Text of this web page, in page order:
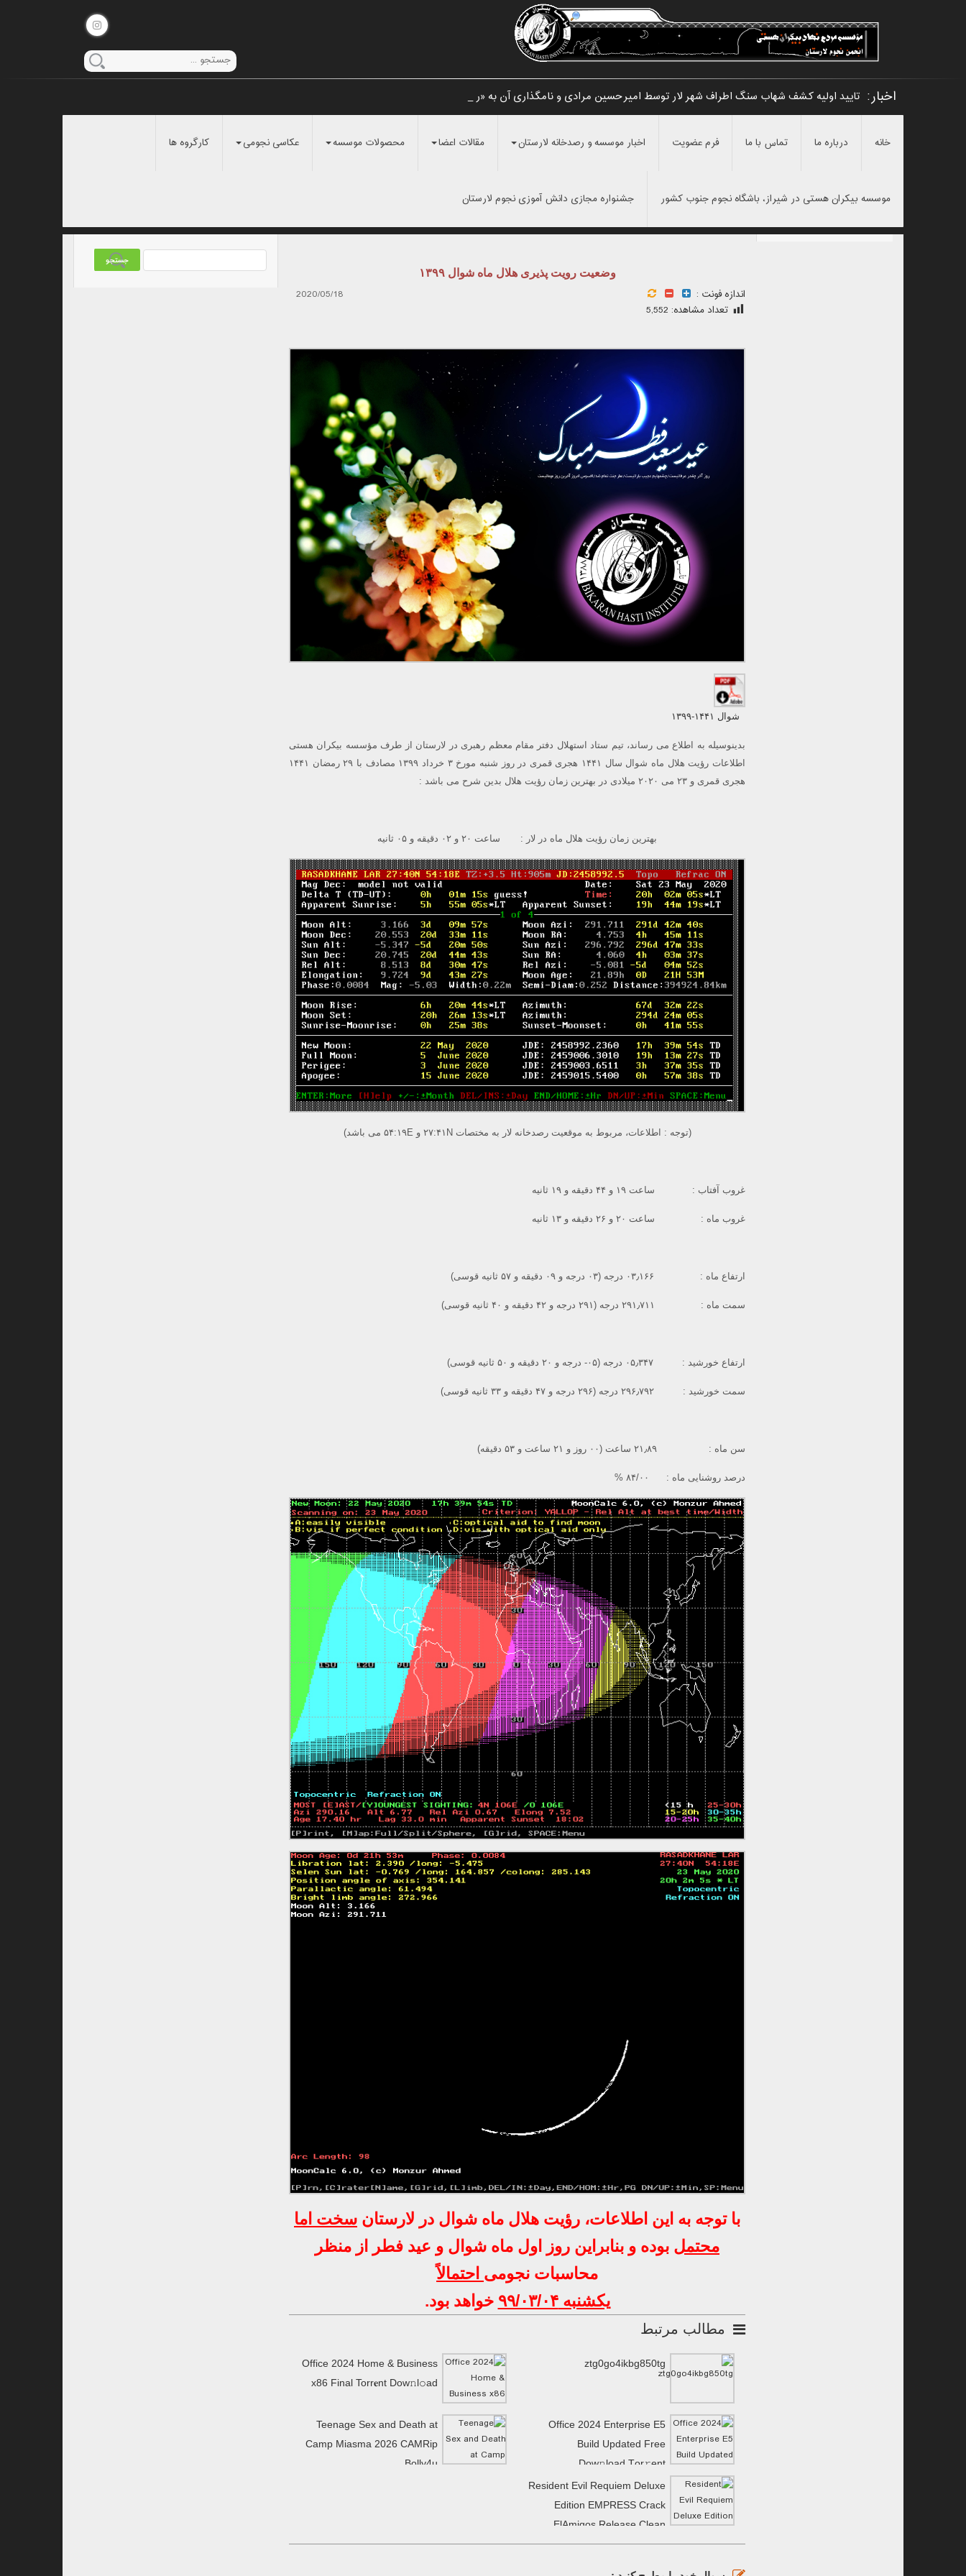
اخبار: تایید اولیه کشف شهاب سنگ اطراف شهر لار توسط امیرحسین مرادی و نامگذاری آن به «رصدخانه لارستا_
خانه درباره ما تماس با ما فرم عضویت اخبار موسسه و رصدخانه لارستان مقالات اعضا محصولات موسسه عکاسی نجومی کارگروه ها
موسسه بیکران هستی در شیراز، باشگاه نجوم جنوب کشور جشنواره مجازی دانش آموزی نجوم لارستان
وضعیت رویت پذیری هلال ماه شوال ۱۳۹۹
اندازه فونت :
2020/05/18
تعداد مشاهده: 5,552
شوال ۱۴۴۱-۱۳۹۹
بدینوسیله به اطلاع می رساند، تیم ستاد استهلال دفتر مقام معظم رهبری در لارستان از طرف مؤسسه بیکران هستی
اطلاعات رؤیت هلال ماه شوال سال ۱۴۴۱ هجری قمری در روز شنبه مورخ ۳ خرداد ۱۳۹۹ مصادف با ۲۹ رمضان ۱۴۴۱
هجری قمری و ۲۳ می ۲۰۲۰ میلادی در بهترین زمان رؤیت هلال بدین شرح می باشد :
بهترین زمان رؤیت هلال ماه در لار : ساعت ۲۰ و ۰۲ دقیقه و ۰۵ ثانیه
(توجه : اطلاعات، مربوط به موقعیت رصدخانه لار به مختصات ۲۷:۴۱N و ۵۴:۱۹E می باشد)
غروب آفتاب : ساعت ۱۹ و ۴۴ دقیقه و ۱۹ ثانیه
غروب ماه : ساعت ۲۰ و ۲۶ دقیقه و ۱۳ ثانیه
ارتفاع ماه : ۰۳٫۱۶۶ درجه (۰۳ درجه و ۰۹ دقیقه و ۵۷ ثانیه قوسی)
سمت ماه : ۲۹۱٫۷۱۱ درجه (۲۹۱ درجه و ۴۲ دقیقه و ۴۰ ثانیه قوسی)
ارتفاع خورشید : ۰۵٫۳۴۷ درجه (۰۵- درجه و ۲۰ دقیقه و ۵۰ ثانیه قوسی)
سمت خورشید : ۲۹۶٫۷۹۲ درجه (۲۹۶ درجه و ۴۷ دقیقه و ۳۳ ثانیه قوسی)
سن ماه : ۲۱٫۸۹ ساعت (۰۰ روز و ۲۱ ساعت و ۵۳ دقیقه)
درصد روشنایی ماه : ۸۴/۰۰ %
با توجه به این اطلاعات، رؤیت هلال ماه شوال در لارستان سخت اما
محتمل بوده و بنابراین روز اول ماه شوال و عید فطر از منظر
محاسبات نجومی احتمالاً
یکشنبه ۹۹/۰۳/۰۴
خواهد بود.
مطالب مرتبط
ztg0go4ikbg850tg
Office 2024 Home & Business
x86 Final Torr𝐞nt Dow𝚗l𝚘аd
Office 2024 Enterprise E5
Build Updated Frее
Dow𝚗load Tоr𝚛ent
Teenage Sex and Death at
Camp Miasma 2026 CAMRip
Bolly4u
Resident Evil Requiem Deluxe
Edition EMPRESS Crack
ElAmigos Release Clean
MediaFire